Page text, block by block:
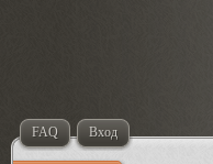
FAQ Вход